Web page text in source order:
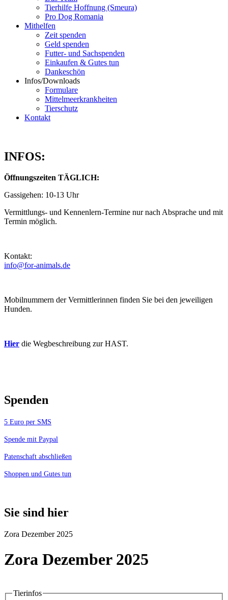
Tierhilfe Hoffnung (Smeura)
Pro Dog Romania
Mithelfen
Zeit spenden
Geld spenden
Futter- und Sachspenden
Einkaufen & Gutes tun
Dankeschön
Infos/Downloads
Formulare
Mittelmeerkrankheiten
Tierschutz
Kontakt
INFOS:
Öffnungszeiten TÄGLICH:
Gassigehen: 10-13 Uhr
Vermittlungs- und Kennenlern-Termine nur nach Absprache und mit
Termin möglich.
Kontakt:
info@for-animals.de
Mobilnummern der Vermittlerinnen finden Sie bei den jeweiligen
Hunden.
Hier die Wegbeschreibung zur HAST.
Spenden
5 Euro per SMS
Spende mit Paypal
Patenschaft abschließen
Shoppen und Gutes tun
Sie sind hier
Zora Dezember 2025
Zora Dezember 2025
Tierinfos